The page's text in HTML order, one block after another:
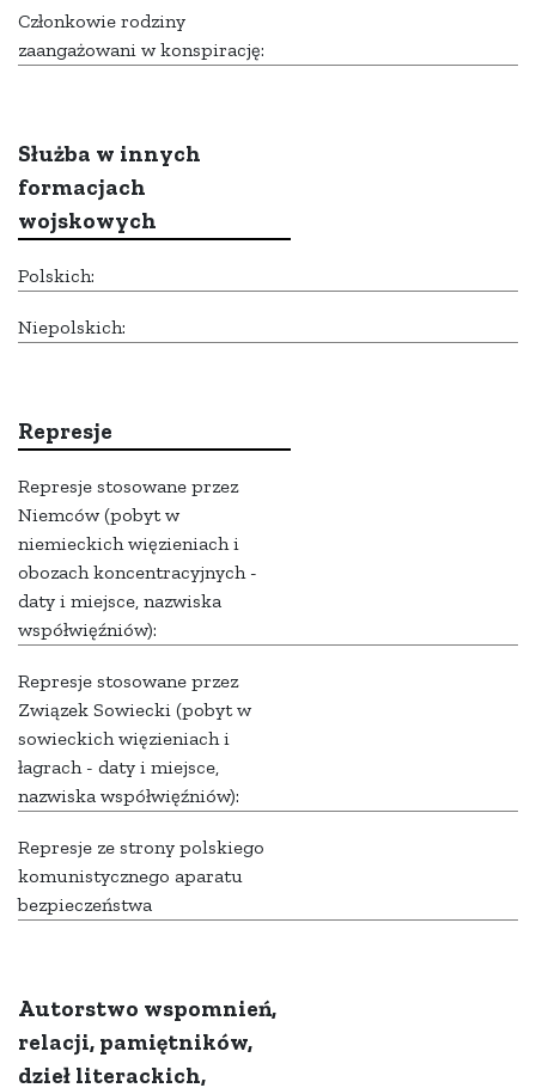
Członkowie rodziny
zaangażowani w konspirację:
Służba w innych
formacjach
wojskowych
Polskich:
Niepolskich:
Represje
Represje stosowane przez
Niemców (pobyt w
niemieckich więzieniach i
obozach koncentracyjnych -
daty i miejsce, nazwiska
współwięźniów):
Represje stosowane przez
Związek Sowiecki (pobyt w
sowieckich więzieniach i
łagrach - daty i miejsce,
nazwiska współwięźniów):
Represje ze strony polskiego
komunistycznego aparatu
bezpieczeństwa
Autorstwo wspomnień,
relacji, pamiętników,
dzieł literackich,